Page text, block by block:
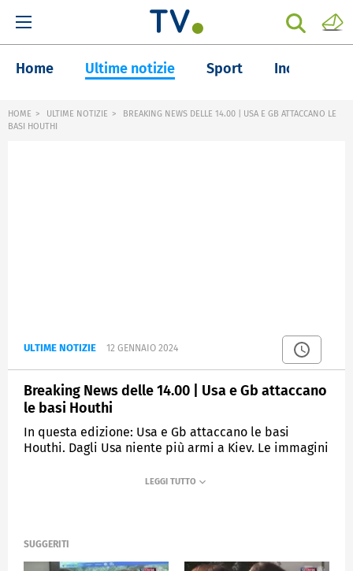
Home Ultime notizie Sport Inchieste
HOME ULTIME NOTIZIE
BREAKING NEWS DELLE 14.00 | USA E GB ATTACCANO LE
BASI HOUTHI
ULTIME NOTIZIE 12 GENNAIO 2024
Breaking News delle 14.00 | Usa e Gb attaccano
le basi Houthi
In questa edizione: Usa e Gb attaccano le basi
Houthi. Dagli Usa niente più armi a Kiev. Le immagini
la bronchite. Quattro persone investite a Trento.
SUGGERITI